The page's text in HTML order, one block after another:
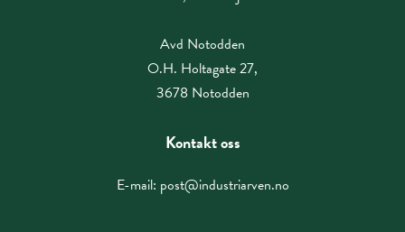
Avd Notodden
O.H. Holtagate 27,
3678 Notodden
Kontakt oss
E-mail: post@industriarven.no